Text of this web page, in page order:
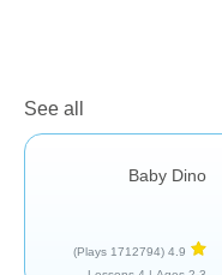
See all
Baby Dino
4.9
(1712794 Plays)